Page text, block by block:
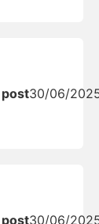
post30/06/
post30/06/